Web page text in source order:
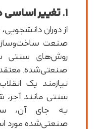
۱. تغییر اساسی در صنعت ساخت‌وساز ایران
از دوران
صنعت ساخت‌وساز
روش‌های سنتی
صنعتی‌شده.
نیازمند یک
سنتی مانند
به جای آن،
صنعتی‌شده مورد